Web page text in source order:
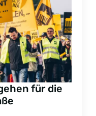
für die